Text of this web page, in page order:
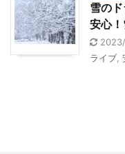
雪の
安心
ライブ